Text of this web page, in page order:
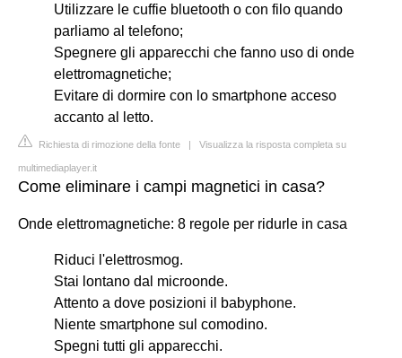
Utilizzare le cuffie bluetooth o con filo quando
parliamo al telefono;
Spegnere gli apparecchi che fanno uso di onde
elettromagnetiche;
Evitare di dormire con lo smartphone acceso
accanto al letto.
Richiesta di rimozione della fonte | Visualizza la risposta completa su
multimediaplayer.it
Come eliminare i campi magnetici in casa?
Onde elettromagnetiche: 8 regole per ridurle in casa
Riduci l'elettrosmog.
Stai lontano dal microonde.
Attento a dove posizioni il babyphone.
Niente smartphone sul comodino.
Spegni tutti gli apparecchi.